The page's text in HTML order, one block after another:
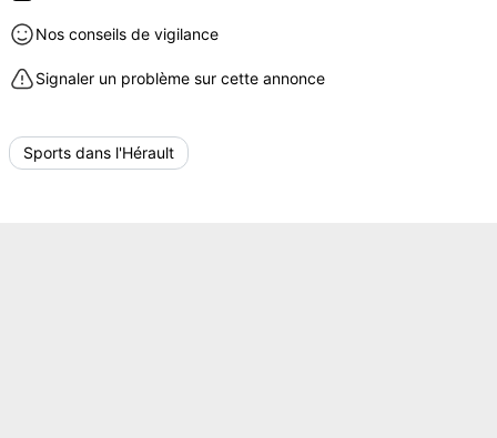
Nos conseils de vigilance
Signaler un problème sur cette annonce
Sports dans l'Hérault